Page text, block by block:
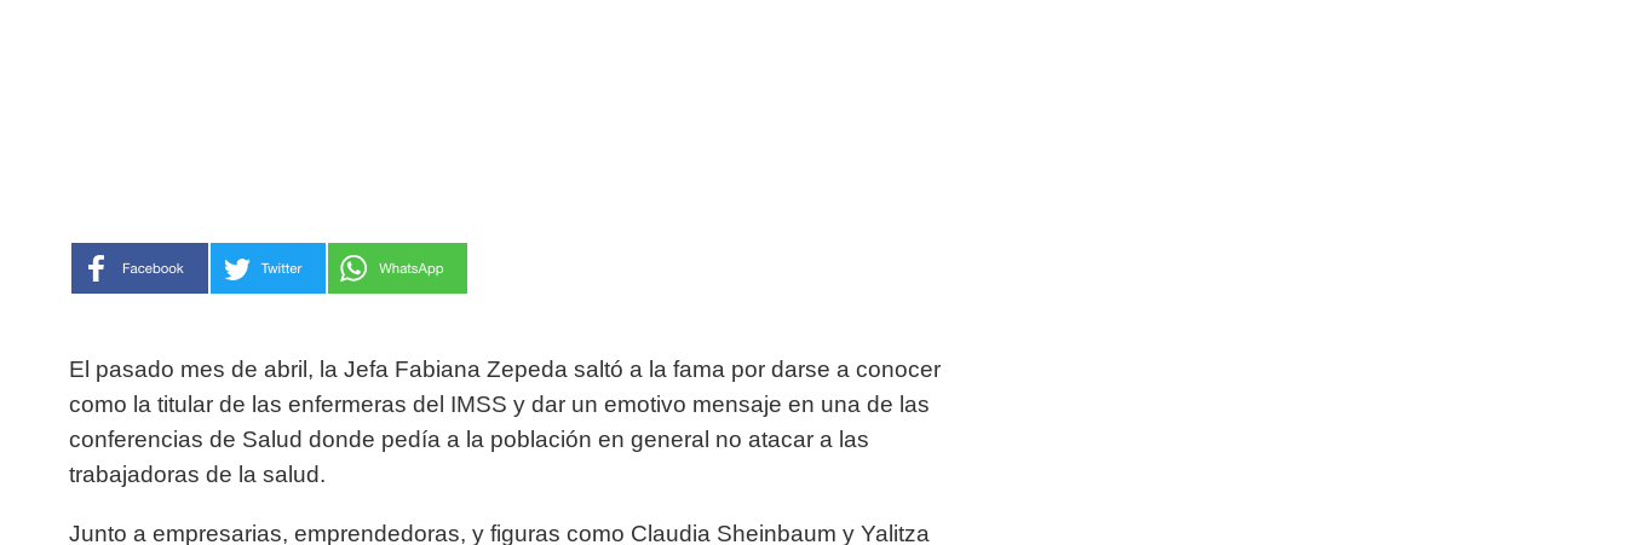
El pasado mes de abril, la Jefa Fabiana Zepeda saltó a la fama por darse a conocer
como la titular de las enfermeras del IMSS y dar un emotivo mensaje en una de las
conferencias de Salud donde pedía a la población en general no atacar a las
trabajadoras de la salud.
Junto a empresarias, emprendedoras, y figuras como Claudia Sheinbaum y Yalitza